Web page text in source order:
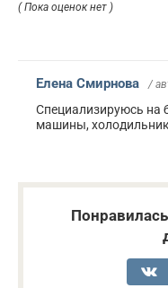
( Пока оценок нет )
Елена Смирнова /
Специализируюсь на
машины,